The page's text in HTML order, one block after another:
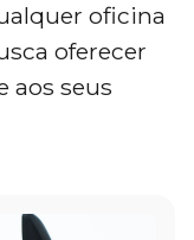
oficina
oferecer
aos seus